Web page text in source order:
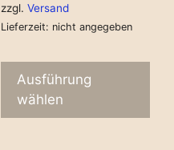
zzgl. Versand
Lieferzeit: nicht angegeben
Ausführung
wählen